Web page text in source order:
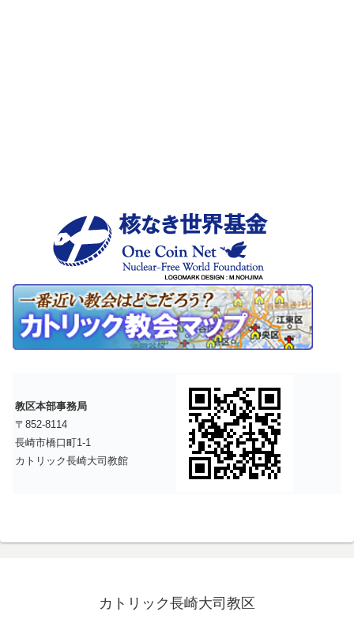
教区本部事務局
〒852-8114
長崎市橋口町1-1
カトリック長崎大司教館
カトリック長崎大司教区